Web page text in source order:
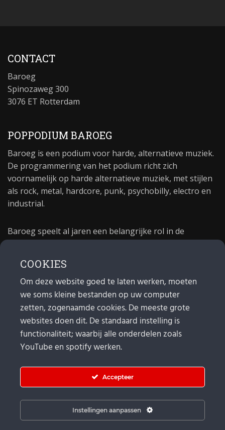
CONTACT
Baroeg
Spinozaweg 300
3076 ET Rotterdam
POPPODIUM BAROEG
Baroeg is een podium voor harde, alternatieve muziek.
De programmering van het podium richt zich
voornamelijk op harde alternatieve muziek, met stijlen
als rock, metal, hardcore, punk, psychobilly, electro en
industrial.
Baroeg speelt al jaren een belangrijke rol in de
poppodium 40 jaar.
MAIL
Algemeen: info@baroeg.nl
Bands & boeking: leon@baroeg.nl
Promotie & publiciteit: francis@baroeg.nl
COOKIES
Om deze website goed te laten werken, moeten
we soms kleine bestanden op uw computer
zetten, zogenaamde cookies. De meeste grote
websites doen dit. De standaard instelling is
functionaliteit; waarbij alle onderdelen zoals
YouTube en spotify werken.
Accepteer
Instellingen aanpassen